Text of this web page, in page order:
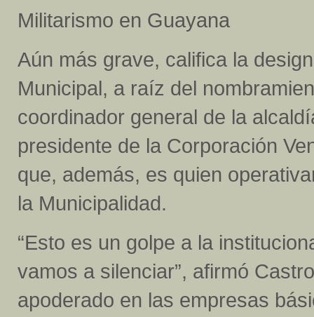
Militarismo en Guayana
Aún más grave, califica la
Municipal, a raíz del
coordinador general de la
presidente de la Corporación
que, además, es quien
la Municipalidad.
“Esto es un golpe a la
vamos a silenciar”, afirmó
apoderado en las empresas